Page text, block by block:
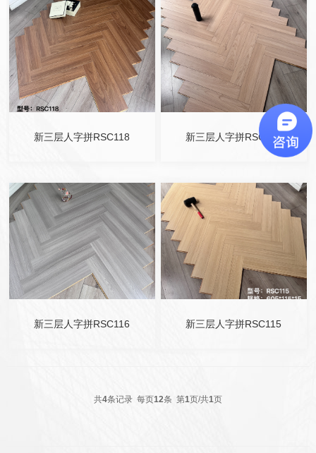
新三层人字拼RSC118 新三层人字拼RSC117
新三层人字拼RSC116 新三层人字拼RSC115
共4条记录 每页12条 第1页/共1页